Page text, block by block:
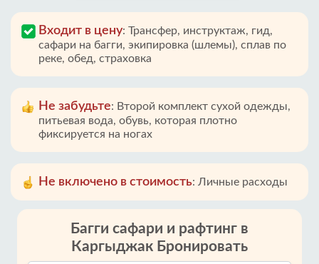
Входит в цену: Трансфер, инструктаж, гид,
сафари на багги, экипировка (шлемы), сплав по
реке, обед, страховка
Не забудьте: Второй комплект сухой одежды,
питьевая вода, обувь, которая плотно
фиксируется на ногах
Не включено в стоимость: Личные расходы
Багги сафари и рафтинг в
Каргыджак‎ Бронировать